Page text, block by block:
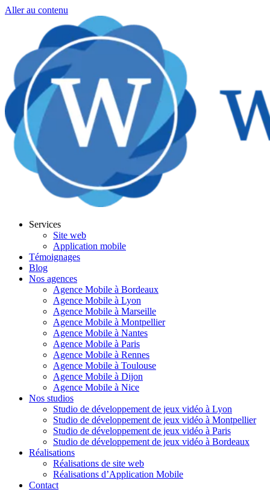
Aller au contenu
Services
Site web
Application mobile
Témoignages
Blog
Nos agences
Agence Mobile à Bordeaux
Agence Mobile à Lyon
Agence Mobile à Marseille
Agence Mobile à Montpellier
Agence Mobile à Nantes
Agence Mobile à Paris
Agence Mobile à Rennes
Agence Mobile à Toulouse
Agence Mobile à Dijon
Agence Mobile à Nice
Nos studios
Studio de développement de jeux vidéo à Lyon
Studio de développement de jeux vidéo à Montpellier
Studio de développement de jeux vidéo à Paris
Studio de développement de jeux vidéo à Bordeaux
Réalisations
Réalisations de site web
Réalisations d’Application Mobile
Contact